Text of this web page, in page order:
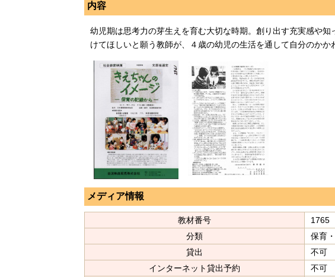
内容
幼児期は思考力の芽生えを育む大切な時期。創り出す充実感や
けてほしいと願う教師が、４歳の幼児の生活を通して自分のかか
メディア情報
教材番号
1765
分類
保育
貸出
不可
インターネット貸出予約
不可